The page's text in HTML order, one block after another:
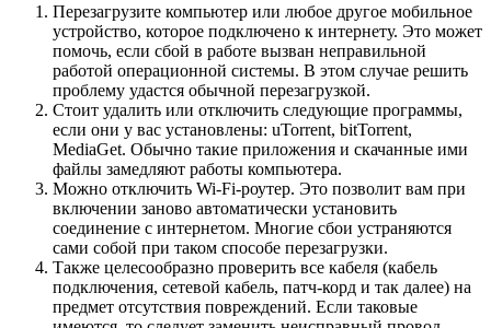
Перезагрузите компьютер или любое другое мобильное
устройство, которое подключено к интернету. Это может
помочь, если сбой в работе вызван неправильной
работой операционной системы. В этом случае решить
проблему удастся обычной перезагрузкой.
Стоит удалить или отключить следующие программы,
если они у вас установлены: uTorrent, bitTorrent,
MediaGet. Обычно такие приложения и скачанные ими
файлы замедляют работы компьютера.
Можно отключить Wi-Fi-роутер. Это позволит вам при
включении заново автоматически установить
соединение с интернетом. Многие сбои устраняются
сами собой при таком способе перезагрузки.
Также целесообразно проверить все кабеля (кабель
подключения, сетевой кабель, патч-корд и так далее) на
предмет отсутствия повреждений. Если таковые